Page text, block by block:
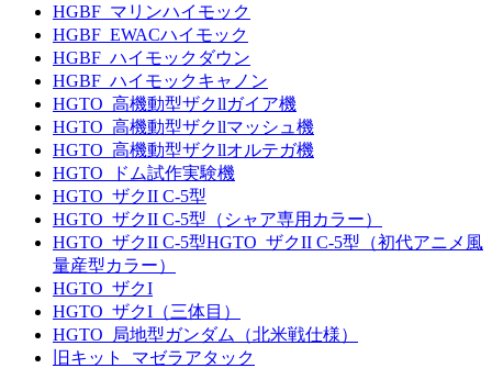
HGBF_マリンハイモック
HGBF_EWACハイモック
HGBF_ハイモックダウン
HGBF_ハイモックキャノン
HGTO_高機動型ザクllガイア機
HGTO_高機動型ザクllマッシュ機
HGTO_高機動型ザクllオルテガ機
HGTO_ドム試作実験機
HGTO_ザクII C-5型
HGTO_ザクII C-5型（シャア専用カラー）
HGTO_ザクII C-5型HGTO_ザクII C-5型（初代アニメ風
量産型カラー）
HGTO_ザクI
HGTO_ザクI（三体目）
HGTO_局地型ガンダム（北米戦仕様）
旧キット_マゼラアタック